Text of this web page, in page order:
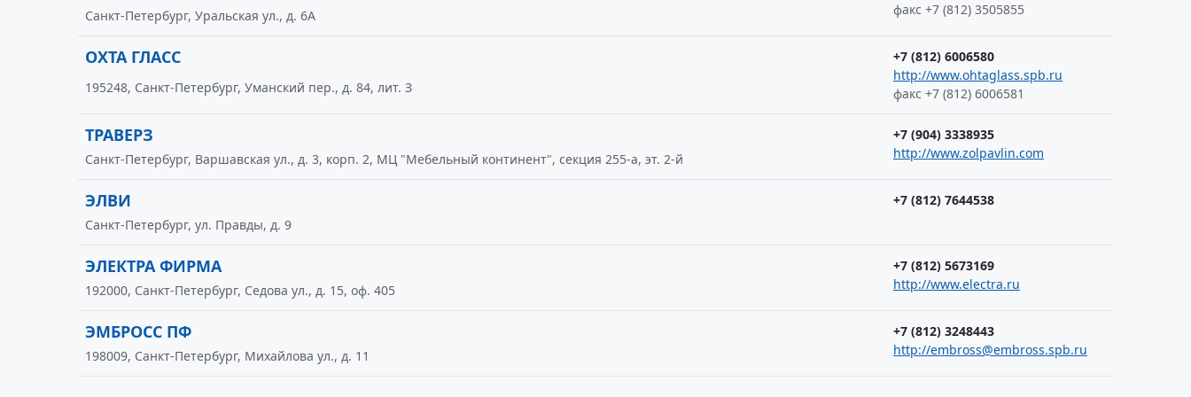
факс +7 (812) 3505855
Санкт-Петербург, Уральская ул., д. 6А
ОХТА ГЛАСС
+7 (812) 6006580
http://www.ohtaglass.spb.ru
факс +7 (812) 6006581
195248, Санкт-Петербург, Уманский пер., д. 84, лит. З
ТРАВЕРЗ
+7 (904) 3338935
http://www.zolpavlin.com
Санкт-Петербург, Варшавская ул., д. 3, корп. 2, МЦ "Мебельный континент", секция 255-а, эт. 2-й
ЭЛВИ
+7 (812) 7644538
Санкт-Петербург, ул. Правды, д. 9
ЭЛЕКТРА ФИРМА
+7 (812) 5673169
http://www.electra.ru
192000, Санкт-Петербург, Седова ул., д. 15, оф. 405
ЭМБРОСС ПФ
+7 (812) 3248443
http://embross@embross.spb.ru
198009, Санкт-Петербург, Михайлова ул., д. 11